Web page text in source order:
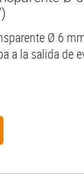
Ø 6
a la salida de